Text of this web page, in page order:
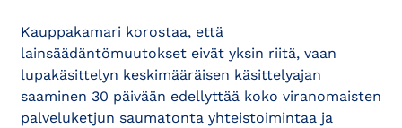
Kauppakamari korostaa, että
lainsäädäntömuutokset eivät yksin riitä, vaan
lupakäsittelyn keskimääräisen käsittelyajan
saaminen 30 päivään edellyttää koko viranomaisten
palveluketjun saumatonta yhteistoimintaa ja